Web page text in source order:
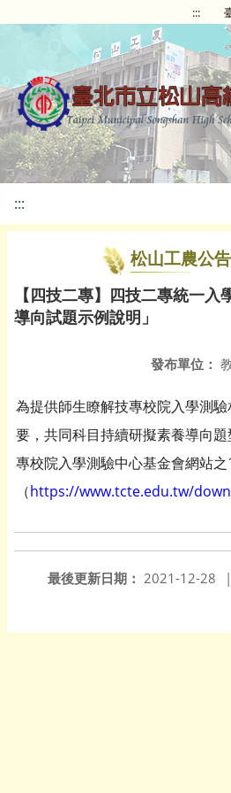
:::
:::
松山工農公
【四技二專】四技二專統一
導向試題示例說明」
發布單位：
為提供師生瞭解技專校院入學測
要，共同科目持續研擬素養導向
專校院入學測驗中心基金會網站
（https://www.tcte.edu.tw/
最後更新日期： 2021-12-28
|